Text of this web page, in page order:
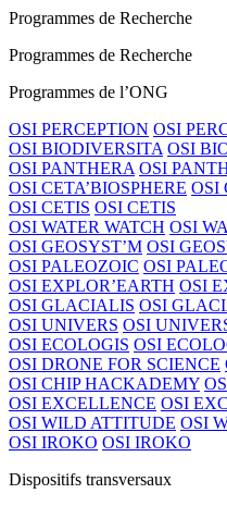
Programmes de Recherche
Programmes de Recherche
Programmes de l’ONG
OSI PERCEPTION OSI
OSI BIODIVERSITA OSI
OSI PANTHERA OSI
OSI CETA’BIOSPHERE OSI
OSI CETIS OSI CETIS
OSI WATER WATCH OSI
OSI GEOSYST’M OSI
OSI PALEOZOIC OSI
OSI EXPLOR’EARTH OSI
OSI GLACIALIS OSI
OSI UNIVERS OSI
OSI ECOLOGIS OSI
OSI DRONE FOR SCIENCE
OSI CHIP HACKADEMY
OSI EXCELLENCE OSI
OSI WILD ATTITUDE OSI
OSI IROKO OSI IROKO
Dispositifs transversaux